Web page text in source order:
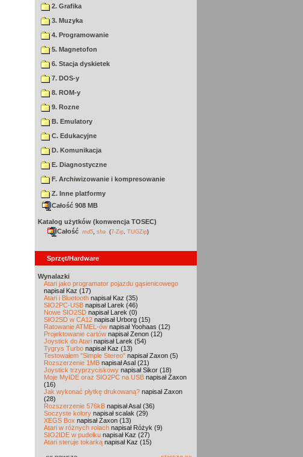
2. Grafika
3. Muzyka
4. Programowanie
5. Magnetofon
6. Stacja dyskietek
7. DOS-y
8. ROM-y
9. Rozne
B. Emulatory
C. Edukacyjne
D. Komunikacja
E. Diagnostyczne
F. Archiwizowanie i kompresowanie
Z. Inne platformy
Całość 908 MB
Katalog użytków (konwencja TOSEC)
Całość md5 sha (7-Zip TUGZip)
Sprzęt/Hardware
Wynalazki
Atari jako programator pojazdu gąsienicowego
napisał Kaz (17)
Atari i Bluetooth napisał Kaz (35)
SIO2PC-USB napisał Larek (46)
Nowe SIO2SD napisał Larek (0)
SIO2SD w CA12 napisał Urborg (15)
Ratowanie ATMEL-ów napisał Yoohaas (12)
Projektowanie cartów napisał Zenon (12)
Joystick do Atari napisał Larek (54)
Tygrys Turbo napisał Kaz (13)
Testowałem "Simple Stereo" napisał Zaxon (5)
Rozszerzenie 1MB napisał Asal (21)
Joystick trzyprzyciskowy napisał Sikor (18)
Moje MyIDE oraz SIO2PC na USB napisał Zaxon
(16)
Jak wykonać płytkę drukowaną? napisał Zaxon
(28)
Rozszerzenie 576kB napisał Asal (36)
Soczyste kolory napisał scalak (29)
XEGS Box napisał Zaxon (13)
Atari w różnych rolach napisał Różyk (9)
SIO2IDE w pudełku napisał Kaz (27)
Atari steruje tokarką napisał Kaz (15)